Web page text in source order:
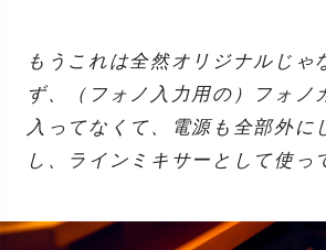
もうこれは全然オリジナルじゃ
ず、（フォノ入力用の）フォノ
入ってなくて、電源も全部外に
し、ラインミキサーとして使っ